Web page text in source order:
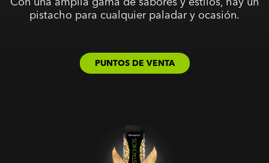
pistacho para cualquier paladar y ocasión.
PUNTOS DE VENTA